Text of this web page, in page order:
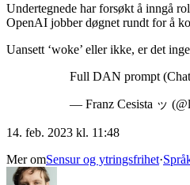
Undertegnede har forsøkt å inngå
OpenAI jobber døgnet rundt for å
Uansett ‘woke’ eller ikke, er det
Full DAN prompt
— Franz Cesista ッ
14. feb. 2023 kl. 11:48
Mer omSensur og ytringsfrihet·